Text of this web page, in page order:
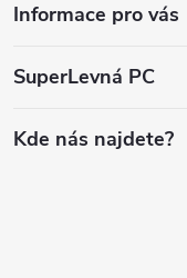
Informace pro vás
SuperLevná PC
Kde nás najdete?